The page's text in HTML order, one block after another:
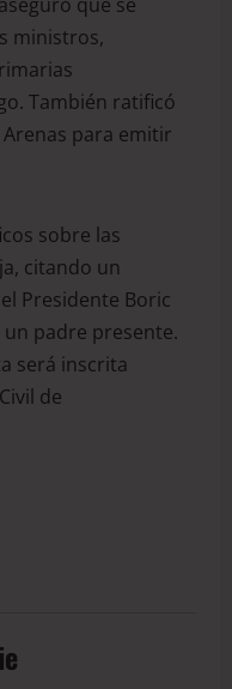
ministros,
También ratificó
para emitir
sobre las
citando un
Presidente Boric
padre presente.
será inscrita
de